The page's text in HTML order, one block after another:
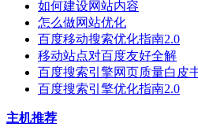
如何建设网站内容
怎么做网站优化
百度移动搜索优化指南2.0
移动站点对百度友好全解
百度搜索引擎网页质量白皮
百度搜索引擎优化指南2.0
主机推荐